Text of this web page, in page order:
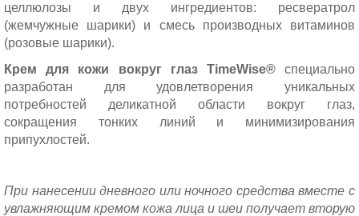
целлюлозы и двух ингредиентов: ресвератрол
(жемчужные шарики) и смесь производных витаминов
(розовые шарики).
Крем для кожи вокруг глаз TimeWise®специально
разработан для удовлетворения уникальных
потребностей деликатной области вокруг глаз,
сокращения тонких линий и минимизирования
припухлостей.
При нанесении дневного или ночного средства вместе с
увлажняющим кремом кожа лица и шеи получает вторую